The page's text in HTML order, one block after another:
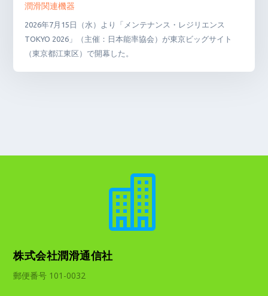
潤滑関連機器
2026年7月15日（水）より「メンテナンス・レジリエンス
TOKYO 2026」（主催：日本能率協会）が東京ビッグサイト
（東京都江東区）で開幕した。

株式会社潤滑通信社
郵便番号 101-0032